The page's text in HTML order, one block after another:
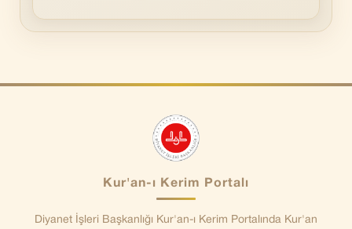
Kur'an-ı Kerim Portalı
Diyanet İşleri Başkanlığı Kur'an-ı Kerim Portalında Kur'an